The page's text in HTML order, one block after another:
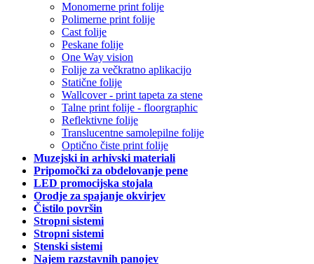
Monomerne print folije
Polimerne print folije
Cast folije
Peskane folije
One Way vision
Folije za večkratno aplikacijo
Statične folije
Wallcover - print tapeta za stene
Talne print folije - floorgraphic
Reflektivne folije
Translucentne samolepilne folije
Optično čiste print folije
Muzejski in arhivski materiali
Pripomočki za obdelovanje pene
LED promocijska stojala
Orodje za spajanje okvirjev
Čistilo površin
Stropni sistemi
Stropni sistemi
Stenski sistemi
Najem razstavnih panojev